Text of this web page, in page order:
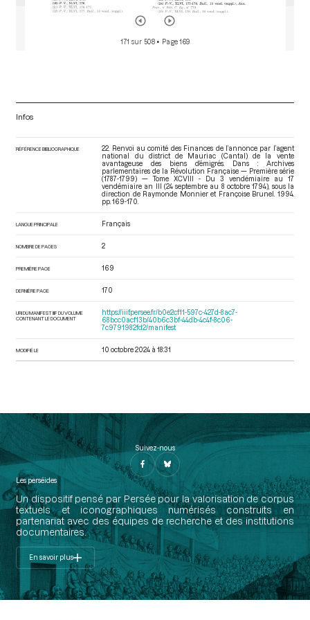
171 sur 508 • Page 169
Infos
RÉFÉRENCE BIBLIOGRAPHIQUE
22. Renvoi au comité des Finances de l’annonce par l’agent
national du district de Mauriac (Cantal) de la vente
avantageuse des biens d’émigrés. Dans : Archives
parlementaires de la Révolution Française — Première série
(1787-1799) — Tome XCVIII - Du 3 vendémiaire au 17
vendémiaire an III (24 septembre au 8 octobre 1794) , sous la
direction de Raymonde Monnier et Françoise Brunel. 1994.
pp. 169-170.
LANGUE PRINCIPALE Français
NOMBRE DE PAGES 2
PREMIÈRE PAGE 169
DERNIÈRE PAGE 170
URI DU MANIFEST IIIF DU VOLUME
CONTENANT LE DOCUMENT
https://iiif.persee.fr/b0e2cf11-597c-427d-8ac7-
68bcc0acf13b/40b6c3bf-44db-4c4f-8c06-
7c9791982fd2/manifest
MODIFIÉ LE 10 octobre 2024 à 18:31
Suivez-nous
Les perséides
Un dispositif pensé par Persée pour la valorisation de corpus
textuels et iconographiques numérisés construits en
partenariat avec des équipes de recherche et des institutions
documentaires.
En savoir plus